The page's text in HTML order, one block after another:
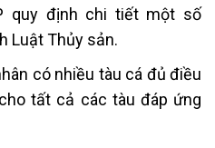
quy định chi tiết một số
Luật Thủy sản.
có nhiều tàu cá đủ điều
tất cả các tàu đáp ứng